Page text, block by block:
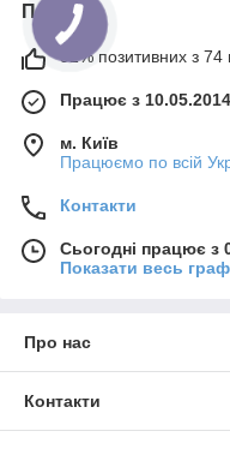
Про нас
92% позитивних з 74
Працює з 10.05.2014
м. Київ
Працюємо по всій
Контакти
Сьогодні працює з
Показати весь
Про нас
Контакти